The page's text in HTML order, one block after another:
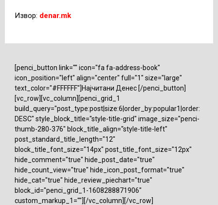
Извор: denar.mk
[penci_button link="" icon="fa fa-address-book"
icon_position="left" align="center" full="1" size="large"
text_color="#FFFFFF"]Најчитани Денес [/penci_button]
[vc_row][vc_column][penci_grid_1
build_query="post_type:post|size:6|order_by:popular1|order:
DESC" style_block_title="style-title-grid" image_size="penci-
thumb-280-376" block_title_align="style-title-left"
post_standard_title_length="12"
block_title_font_size="14px" post_title_font_size="12px"
hide_comment="true" hide_post_date="true"
hide_count_view="true" hide_icon_post_format="true"
hide_cat="true" hide_review_piechart="true"
block_id="penci_grid_1-1608288871906"
custom_markup_1=""][/vc_column][/vc_row]